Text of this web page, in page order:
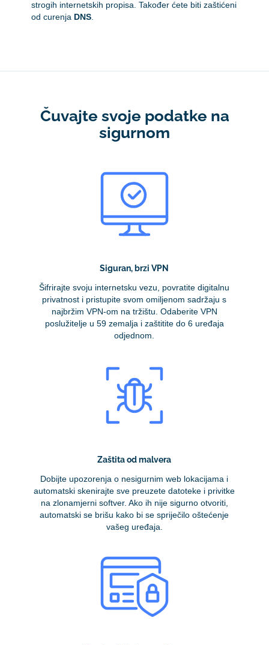
strogih internetskih propisa. Također ćete biti zaštićeni
od curenja DNS
Čuvajte svoje podatke na
sigurnom
Siguran, brzi VPN
Šifrirajte svoju internetsku vezu, povratite digitalnu
privatnost i pristupite svom omiljenom sadržaju s
najbržim VPN-om na tržištu. Odaberite VPN
poslužitelje u 59 zemalja i zaštitite do 6 uređaja
odjednom.
Zaštita od malvera
Dobijte upozorenja o nesigurnim web lokacijama i
automatski skenirajte sve preuzete datoteke i privitke
na zlonamjerni softver. Ako ih nije sigurno otvoriti,
automatski se brišu kako bi se spriječilo oštećenje
vašeg uređaja.